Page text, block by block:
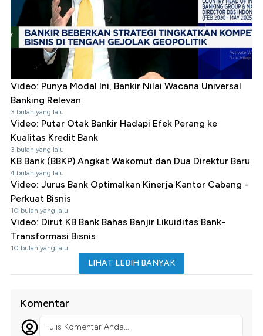
Video: Punya Modal Ini, Bankir Nilai Wacana Universal
Banking Relevan
3 bulan yang lalu
Video: Putar Otak Bankir Hadapi Efek Perang ke
Kualitas Kredit Bank
3 bulan yang lalu
KB Bank (BBKP) Angkat Wakomut dan Dua Direktur Baru
4 bulan yang lalu
Video: Jurus Bank Optimalkan Kinerja Kantor Cabang -
Perkuat Bisnis
10 bulan yang lalu
Video: Dirut KB Bank Bahas Banjir Likuiditas Bank-
Transformasi Bisnis
10 bulan yang lalu
LIHAT LEBIH BANYAK
Komentar
Tulis Komentar Anda...